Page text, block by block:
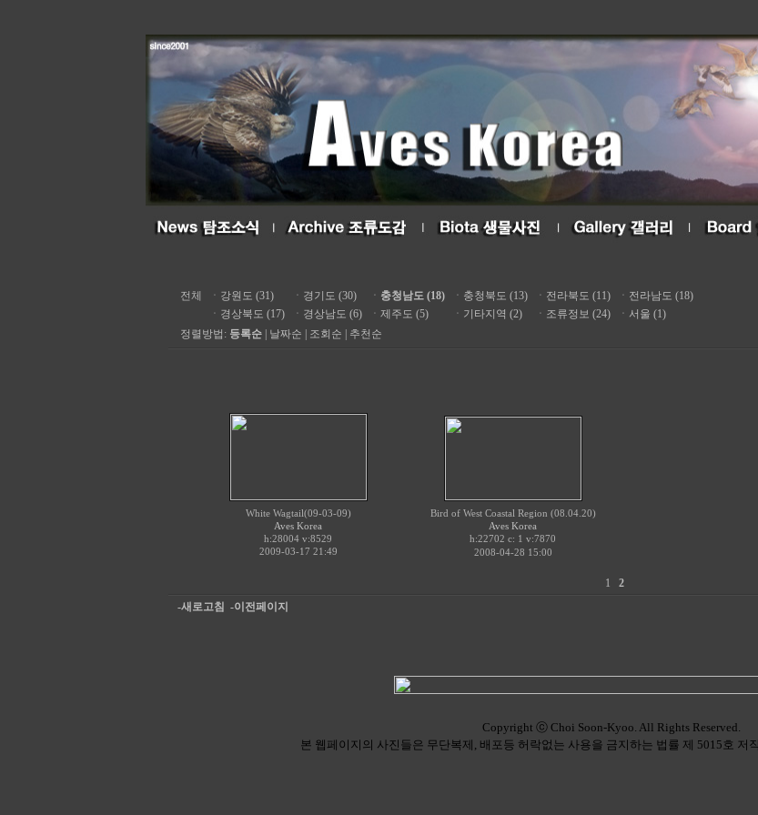
전체 ㆍ 강원도 (31) ㆍ 경기도 (30) ㆍ 충청남도 (18) ㆍ 충청북도 (13) ㆍ 전라북도 (11) ㆍ 전라남도 (18)
ㆍ 경상북도 (17) ㆍ 경상남도 (6) ㆍ 제주도 (5) ㆍ 기타지역 (2) ㆍ 조류정보 (24) ㆍ 서울 (1)
정렬방법: 등록순| 날짜순 조회순 추천순
White Wagtail(09-03-09)
Aves Korea
h:28004 v:8529
2009-03-17 21:49
Bird of West Coastal Region (08.04.20)
Aves Korea
h:22702 c: 1 v:7870
2008-04-28 15:00
1
2
-새로고침 -이전페이지
Copyright ⓒ Choi Soon-Kyoo. All Rights Reserved.
본 웹페이지의 사진들은 무단복제, 배포등 허락없는 사용을 금지하는 법률 제 5015호 저